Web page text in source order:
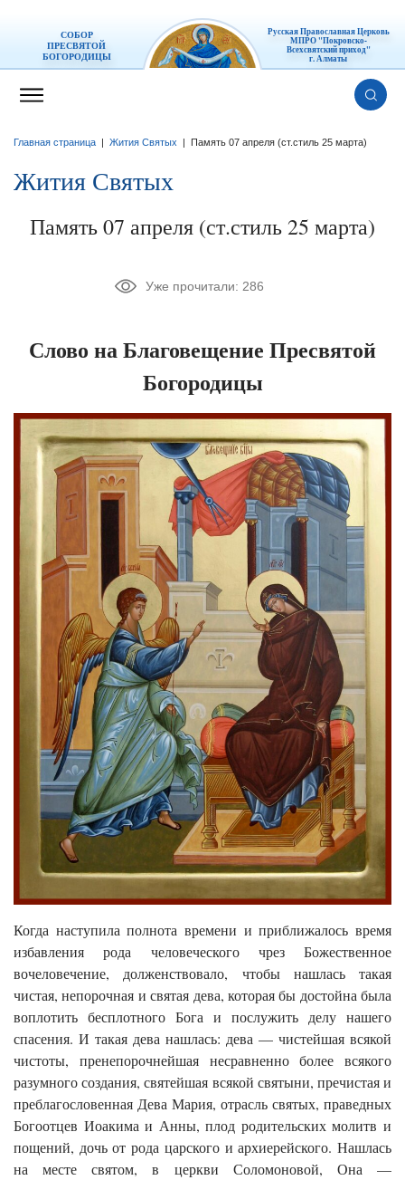
СОБОР
ПРЕСВЯТОЙ
БОГОРОДИЦЫ
Русская Православная Церковь
МПРО "Покровско-
Всехсвятский приход"
г. Алматы
Главная страница Жития Святых Память 07 апреля (ст.стиль 25 марта)
Жития Святых
Память 07 апреля (ст.стиль 25 марта)
Уже прочитали: 286
Слово на Благовещение Пресвятой
Богородицы
Когда наступила полнота времени и приближалось время
избавления рода человеческого чрез Божественное
вочеловечение, долженствовало, чтобы нашлась такая
чистая, непорочная и святая дева, которая бы достойна была
воплотить бесплотного Бога и послужить делу нашего
спасения. И такая дева нашлась: дева — чистейшая всякой
чистоты, пренепорочнейшая несравненно более всякого
разумного создания, святейшая всякой святыни, пречистая и
преблагословенная Дева Мария, отрасль святых, праведных
Богоотцев Иоакима и Анны, плод родительских молитв и
пощений, дочь от рода царского и архиерейского. Нашлась
на месте святом, в церкви Соломоновой, Она —